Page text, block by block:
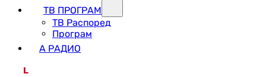
ТВ ПРОГРАМ
ТВ Распоред
Програм
А РАДИО
L